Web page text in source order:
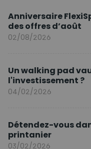
Anniversaire
des offres d’août
02/08/2026
Un walking pad
l'investissement ?
04/02/2026
Détendez-vous
printanier
03/02/2026